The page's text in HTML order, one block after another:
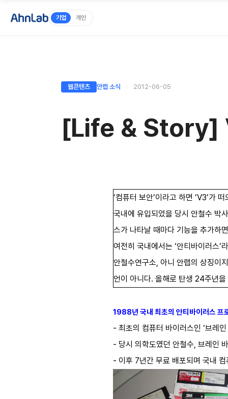
기업 개인
웹콘텐츠 안랩 소식 2012-06-05
[Life & Story]
‘컴퓨터 보안’이라고 하면 ‘V3’가
국내에 유입되었을 당시 안철수 박
스가 나타날 때마다 기능을 추가하
여전히 국내에서는 ‘안티바이러스
안철수연구소, 아니 안랩의 상징이
언이 아니다. 올해로 탄생 24주년
1988년 국내 최초의 안티바이러스 프
- 최초의 컴퓨터 바이러스인 ‘브레
- 당시 의학도였던 안철수, 브레인
- 이후 7년간 무료 배포되며 국내